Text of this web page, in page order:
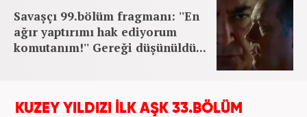
Savaşçı 99.bölüm fragmanı: ''En
ağır yaptırımı hak ediyorum
komutanım!'' Gereği düşünüldü...
KUZEY YILDIZI İLK AŞK 33.BÖLÜM